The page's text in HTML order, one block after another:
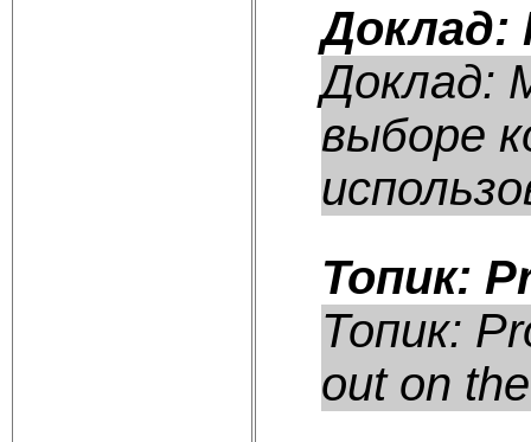
Доклад:
Доклад:
выборе
Топик:
Топик:
out on